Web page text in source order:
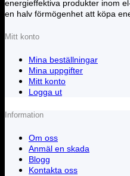
energieffektiva produkter inom
en halv förmögenhet att köpa
Mitt konto
Mina beställningar
Mina uppgifter
Mitt konto
Logga ut
Information
Om oss
Anmäl en skada
Blogg
Kontakta oss